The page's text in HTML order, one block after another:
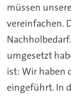
müssen
vereinfachen.
umgesetzt
ist: Wir haben
eingeführt. In